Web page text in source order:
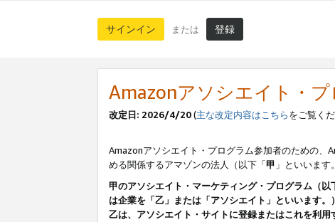
サインイン または 登録
Amazonアソシエイト・
改定日: 2026/4/20(主な改定内容はこちらをご覧く
Amazonアソシエイト・プログラム参加者のための、
める関係するアマゾンの法人（以下「甲 」といいま
甲のアソシエイト・マーケティング・プログラム（
は企業を「乙」または「アソシエイト」といいます
乙は、アソシエイト・サイトに登録またはこれを利